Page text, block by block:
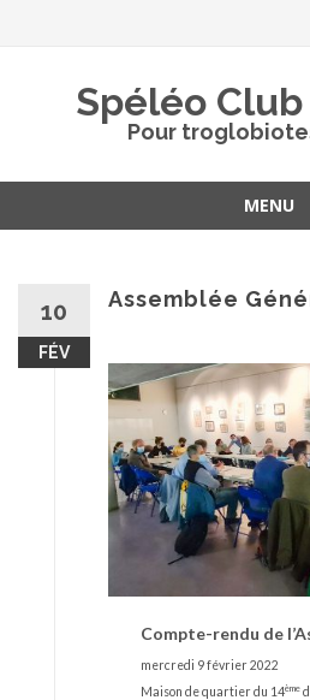
Spéléo
Pour
MENU
10
FÉV
Assemblée
Compte-rendu de
mercredi 9 février 2022
Maison de quartier du 14ème